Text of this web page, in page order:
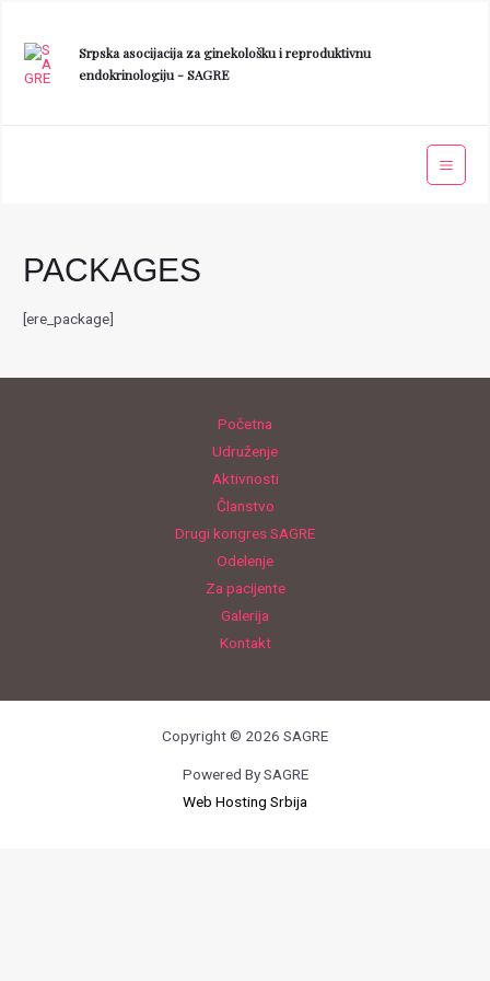
Srpska asocijacija za ginekološku i reproduktivnu
endokrinologiju - SAGRE
PACKAGES
[ere_package]
Početna
Udruženje
Aktivnosti
Članstvo
Drugi kongres SAGRE
Odelenje
Za pacijente
Galerija
Kontakt
Copyright © 2026 SAGRE
Powered By SAGRE
Web Hosting Srbija